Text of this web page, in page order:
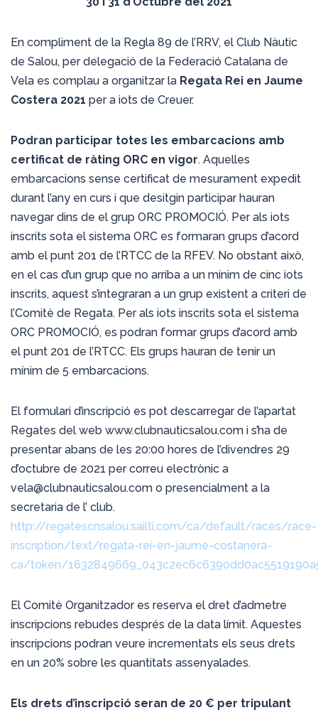
En compliment de la Regla 89 de l’RRV, el Club Nàutic
de Salou, per delegació de la Federació Catalana de
Vela es complau a organitzar la Regata Rei en Jaume
Costera 2021 per a iots de Creuer.
Podran participar totes les embarcacions amb
certificat de ràting ORC en vigor. Aquelles
embarcacions sense certificat de mesurament expedit
durant l’any en curs i que desitgin participar hauran
navegar dins de el grup ORC PROMOCIÓ. Per als iots
inscrits sota el sistema ORC es formaran grups d’acord
amb el punt 201 de l’RTCC de la RFEV. No obstant això,
en el cas d’un grup que no arriba a un mínim de cinc iots
inscrits, aquest s’integraran a un grup existent a criteri de
l’Comitè de Regata. Per als iots inscrits sota el sistema
ORC PROMOCIÓ, es podran formar grups d’acord amb
el punt 201 de l’RTCC. Els grups hauran de tenir un
mínim de 5 embarcacions.
El formulari d’inscripció es pot descarregar de l’apartat
Regates del web www.clubnauticsalou.com i s’ha de
presentar abans de les 20:00 hores de l’divendres 29
d’octubre de 2021 per correu electrònic a
vela@clubnauticsalou.com o presencialment a la
secretaria de l’ club.
http://regatescnsalou.sailti.com/ca/default/races/race-
inscription/text/regata-rei-en-jaume-costanera-
ca/token/
El Comitè Organitzador es reserva el dret d’admetre
inscripcions rebudes després de la data límit. Aquestes
inscripcions podran veure incrementats els seus drets
en un 20% sobre les quantitats assenyalades.
Els drets d’inscripció seran de 20 € per tripulant